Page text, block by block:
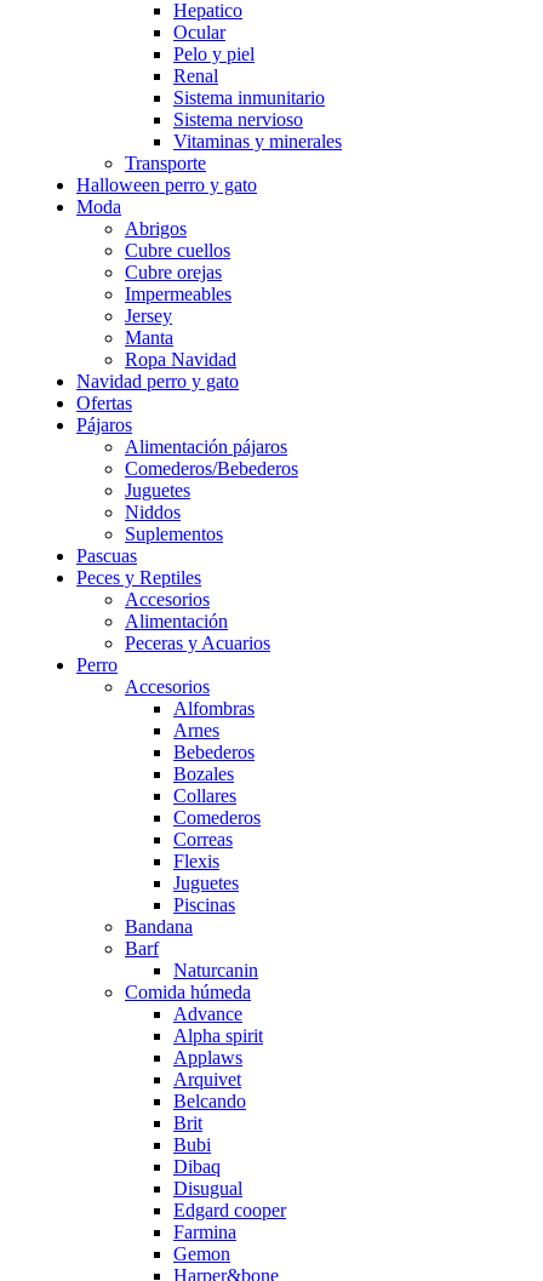
Hepatico
Ocular
Pelo y piel
Renal
Sistema inmunitario
Sistema nervioso
Vitaminas y minerales
Transporte
Halloween perro y gato
Moda
Abrigos
Cubre cuellos
Cubre orejas
Impermeables
Jersey
Manta
Ropa Navidad
Navidad perro y gato
Ofertas
Pájaros
Alimentación pájaros
Comederos/Bebederos
Juguetes
Niddos
Suplementos
Pascuas
Peces y Reptiles
Accesorios
Alimentación
Peceras y Acuarios
Perro
Accesorios
Alfombras
Arnes
Bebederos
Bozales
Collares
Comederos
Correas
Flexis
Juguetes
Piscinas
Bandana
Barf
Naturcanin
Comida húmeda
Advance
Alpha spirit
Applaws
Arquivet
Belcando
Brit
Bubi
Dibaq
Disugual
Edgard cooper
Farmina
Gemon
Harper&bone